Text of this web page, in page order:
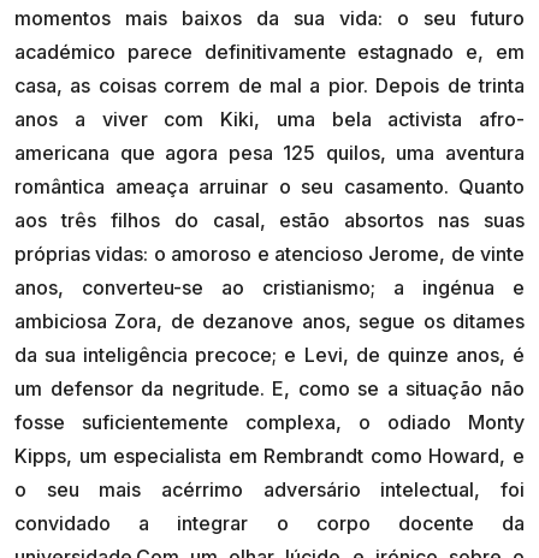
momentos mais baixos da sua vida: o seu futuro
académico parece definitivamente estagnado e, em
casa, as coisas correm de mal a pior. Depois de trinta
anos a viver com Kiki, uma bela activista afro-
americana que agora pesa 125 quilos, uma aventura
romântica ameaça arruinar o seu casamento. Quanto
aos três filhos do casal, estão absortos nas suas
próprias vidas: o amoroso e atencioso Jerome, de vinte
anos, converteu-se ao cristianismo; a ingénua e
ambiciosa Zora, de dezanove anos, segue os ditames
da sua inteligência precoce; e Levi, de quinze anos, é
um defensor da negritude. E, como se a situação não
fosse suficientemente complexa, o odiado Monty
Kipps, um especialista em Rembrandt como Howard, e
o seu mais acérrimo adversário intelectual, foi
convidado a integrar o corpo docente da